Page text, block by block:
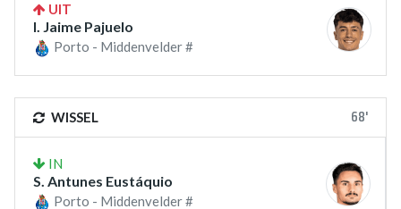
UIT
I. Jaime Pajuelo
Porto - Middenvelder #
WISSEL 68'
IN
S. Antunes Eustáquio
Porto - Middenvelder #